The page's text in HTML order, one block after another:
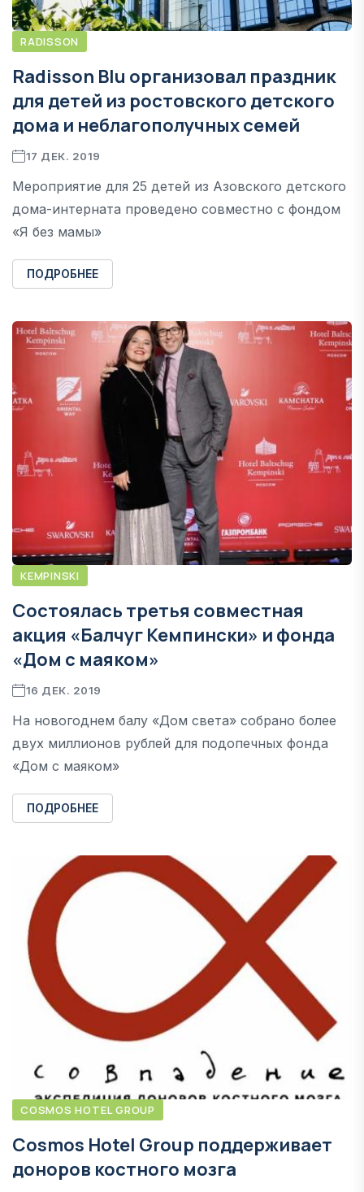
RADISSON
Radisson Blu организовал праздник
для детей из ростовского детского
дома и неблагополучных семей
17 ДЕК. 2019
Мероприятие для 25 детей из Азовского детского
дома-интерната проведено совместно с фондом
«Я без мамы»
ПОДРОБНЕЕ
KEMPINSKI
Состоялась третья совместная
акция «Балчуг Кемпински» и фонда
«Дом с маяком»
16 ДЕК. 2019
На новогоднем балу «Дом света» собрано более
двух миллионов рублей для подопечных фонда
«Дом с маяком»
ПОДРОБНЕЕ
COSMOS HOTEL GROUP
Сosmos Hotel Group поддерживает
доноров костного мозга